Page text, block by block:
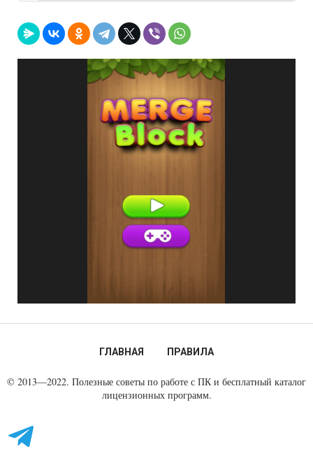
ГЛАВНАЯ ПРАВИЛА
© 2013—2022. Полезные советы по работе с ПК и бесплатный каталог
лицензионных программ.